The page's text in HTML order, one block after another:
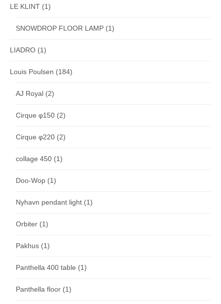
LE KLINT (1)
SNOWDROP FLOOR LAMP (1)
LIADRO (1)
Louis Poulsen (184)
AJ Royal (2)
Cirque φ150 (2)
Cirque φ220 (2)
collage 450 (1)
Doo-Wop (1)
Nyhavn pendant light (1)
Orbiter (1)
Pakhus (1)
Panthella 400 table (1)
Panthella floor (1)